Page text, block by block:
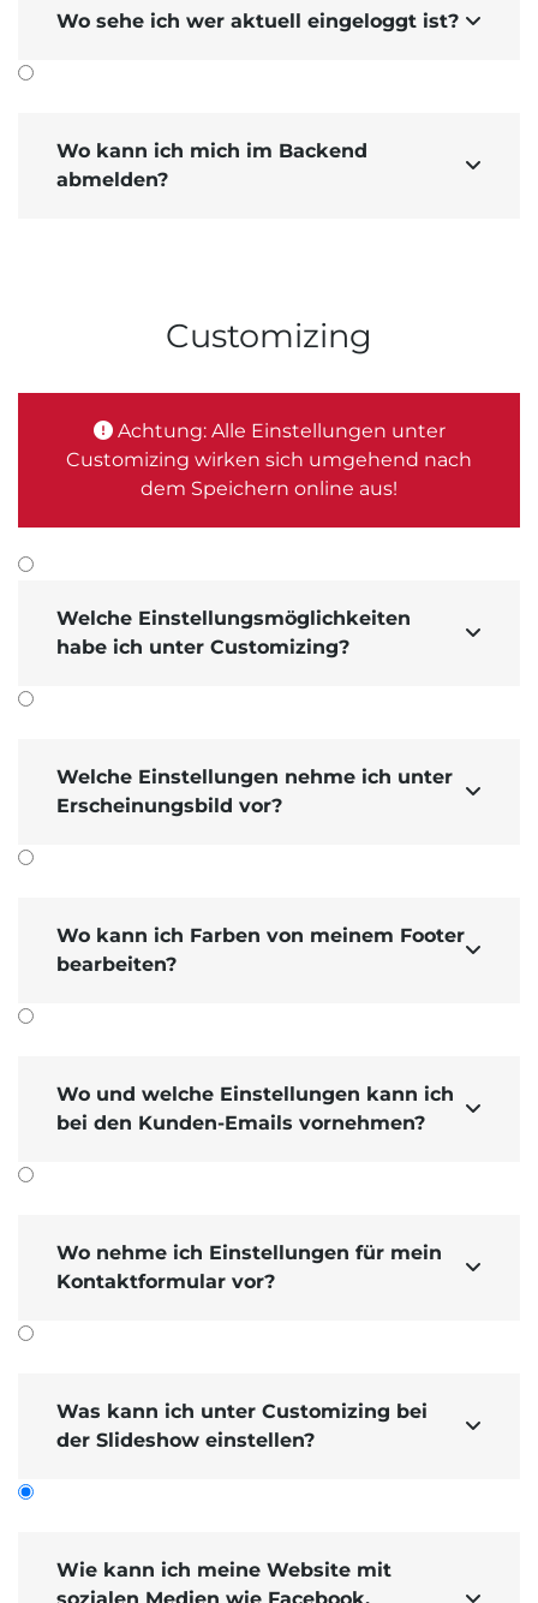
Wo sehe ich wer aktuell eingeloggt ist? 
Wo kann ich mich im Backend
abmelden?

Customizing
Achtung: Alle Einstellungen unter
Customizing wirken sich umgehend nach
dem Speichern online aus!
Welche Einstellungsmöglichkeiten
habe ich unter Customizing?

Welche Einstellungen nehme ich unter
Erscheinungsbild vor?

Wo kann ich Farben von meinem Footer
bearbeiten?

Wo und welche Einstellungen kann ich
bei den Kunden-Emails vornehmen?

Wo nehme ich Einstellungen für mein
Kontaktformular vor?

Was kann ich unter Customizing bei
der Slideshow einstellen?

Wie kann ich meine Website mit